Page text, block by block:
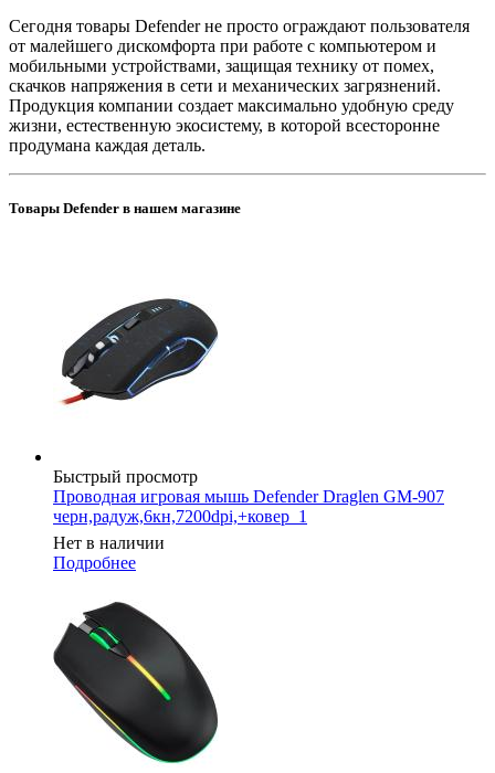
Сегодня товары Defender не просто ограждают пользователя
от малейшего дискомфорта при работе с компьютером и
мобильными устройствами, защищая технику от помех,
скачков напряжения в сети и механических загрязнений.
Продукция компании создает максимально удобную среду
жизни, естественную экосистему, в которой всесторонне
продумана каждая деталь.
Товары Defender в нашем магазине
Быстрый просмотр
Проводная игровая мышь Defender Draglen GM-907
черн,радуж,6кн,7200dpi,+ковер_1
Нет в наличии
Подробнее